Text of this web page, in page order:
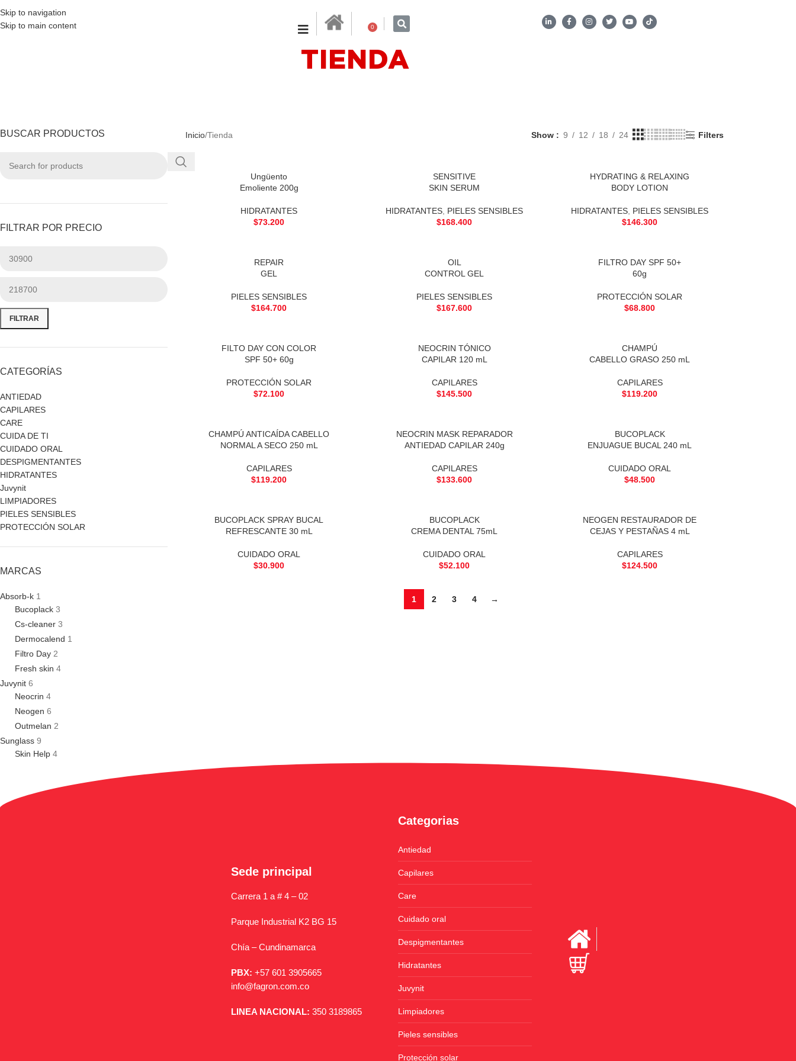
Skip to navigation
Skip to main content
0
TIENDA
BUSCAR PRODUCTOS
FILTRAR POR PRECIO
FILTRAR
CATEGORÍAS
ANTIEDAD
CAPILARES
CARE
CUIDA DE TI
CUIDADO ORAL
DESPIGMENTANTES
HIDRATANTES
Juvynit
LIMPIADORES
PIELES SENSIBLES
PROTECCIÓN SOLAR
MARCAS
Absorb-k 1
Bucoplack 3
Cs-cleaner 3
Dermocalend 1
Filtro Day 2
Fresh skin 4
Juvynit 6
Neocrin 4
Neogen 6
Outmelan 2
Sunglass 9
Skin Help 4
Inicio Tienda Show 9 12 18 24 Filters
Ungüento
Emoliente 200g
HIDRATANTES
$73.200
SENSITIVE
SKIN SERUM
HIDRATANTES PIELES SENSIBLES
$168.400
HYDRATING & RELAXING
BODY LOTION
HIDRATANTES PIELES SENSIBLES
$146.300
REPAIR
GEL
PIELES SENSIBLES
$164.700
OIL
CONTROL GEL
PIELES SENSIBLES
$167.600
FILTRO DAY SPF 50+
60g
PROTECCIÓN SOLAR
$68.800
FILTO DAY CON COLOR
SPF 50+ 60g
PROTECCIÓN SOLAR
$72.100
NEOCRIN TÓNICO
CAPILAR 120 mL
CAPILARES
$145.500
CHAMPÚ
CABELLO GRASO 250 mL
CAPILARES
$119.200
CHAMPÚ ANTICAÍDA CABELLO
NORMAL A SECO 250 mL
CAPILARES
$119.200
NEOCRIN MASK REPARADOR
ANTIEDAD CAPILAR 240g
CAPILARES
$133.600
BUCOPLACK
ENJUAGUE BUCAL 240 mL
CUIDADO ORAL
$48.500
BUCOPLACK SPRAY BUCAL
REFRESCANTE 30 mL
CUIDADO ORAL
$30.900
BUCOPLACK
CREMA DENTAL 75mL
CUIDADO ORAL
$52.100
NEOGEN RESTAURADOR DE
CEJAS Y PESTAÑAS 4 mL
CAPILARES
$124.500
1 2 3 4 →
Sede principal
Carrera 1 a # 4 – 02
Parque Industrial K2 BG 15
Chía – Cundinamarca
PBX: +57 601 3905665
info@fagron.com.co
LINEA NACIONAL: 350 3189865
Categorias
Antiedad
Capilares
Care
Cuidado oral
Despigmentantes
Hidratantes
Juvynit
Limpiadores
Pieles sensibles
Protección solar